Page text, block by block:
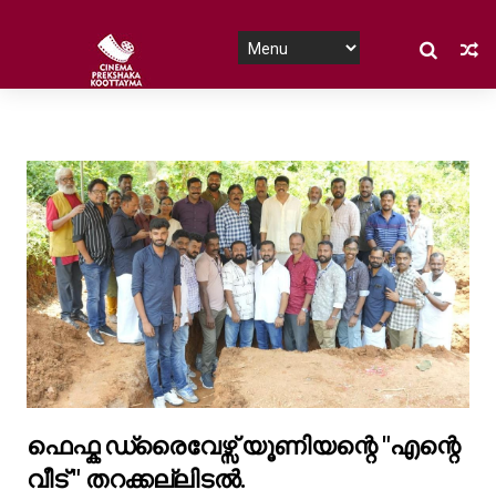
ഫെഫ്ക ഡ്രൈവേഴ്സ് യൂണിയന്റെ "എന്റെ
വീട് " തറക്കല്ലിടൽ.